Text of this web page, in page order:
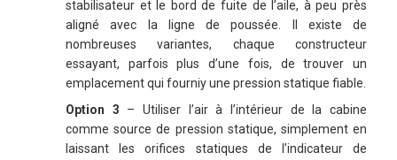
stabilisateur et le bord de fuite de l’aile, à peu près
aligné avec la ligne de poussée. Il existe de
nombreuses variantes, chaque constructeur
essayant, parfois plus d’une fois, de trouver un
emplacement qui fourniy une pression statique fiable.
Option 3 – Utiliser l’air à l’intérieur de la cabine
comme source de pression statique, simplement en
laissant les orifices statiques de l’indicateur de